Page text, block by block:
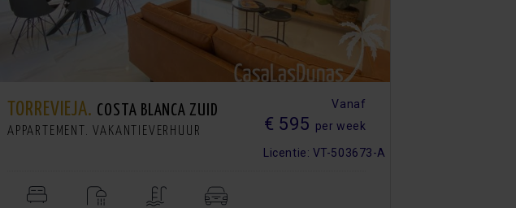
TORREVIEJA. COSTA BLANCA ZUID
APPARTEMENT. VAKANTIEVERHUUR
Vanaf
€ 595 per week
Licentie: VT-503673-A